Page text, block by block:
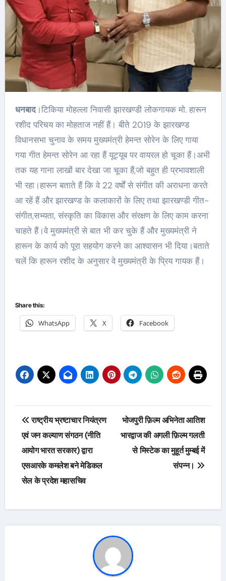
धनबाद।टिकिया मोहल्ला निवासी झारखण्डी लोकगायक मो. हारून
रशीद परिचय का मोहताज नहीं हैं। बीते 2019 के झारखण्ड
विधानसभा चुनाव के समय मुख्यमंत्री हेमन्त सोरेन के लिए गाया
गया गीत हेमन्त सोरेन आ रहा हैं यूट्यूब पर वायरल हो चूका हैं।अभी
तक यह गाना लाखों बार देखा जा चूका हैं,जो बहुत ही प्रभावशाली
भी रहा।हारून बताते हैं कि वे 22 वर्षों से संगीत की अराधना करते
आ रहें हैं और झारखण्ड के कलाकारों के लिए तथा झारखण्डी गीत-
संगीत,सभ्यता, संस्कृति का विकास और संरक्षण के लिए काम करना
चाहते हैं।वे मुख्यमंत्री से बात भी कर चुके हैं और मुख्यमंत्री ने
हारून के कार्य को पूरा सहयोग करने का आश्वासन भी दिया।बताते
चलें कि हारून रशीद के अनुसार वे मुख्यमंत्री के प्रिय गायक हैं।
Share this:
WhatsApp X Facebook
Post
navigation
राष्ट्रीय भ्रष्टाचार नियंत्रण
एवं जन कल्याण संगठन (नीति
आयोग भारत सरकार) द्वारा
एसआरके कमलेश बने मेडिकल
सेल के प्रदेश महासचिव
भोजपुरी फ़िल्म अभिनेता आतिश
भारद्वाज की अगली फ़िल्म गलती
से मिस्टेक का मुहूर्त मुम्बई में
संपन्न।